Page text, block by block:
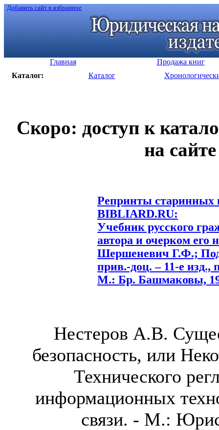
Добавить сайт в избранное
Главная
Продажа книг
Каталог:
Каталог
Скоро: доступ к
на
Репринты старинных
BIBLIARD.RU:
Учебник русского
автора и очерком его
Шершеневич Г.Ф.;
прив.-доц. – 11-е изд.,
М.: Бр. Башмаковы,
Нестеров А.В.
безопасность, или
Технического
информационных
связи. - М.: